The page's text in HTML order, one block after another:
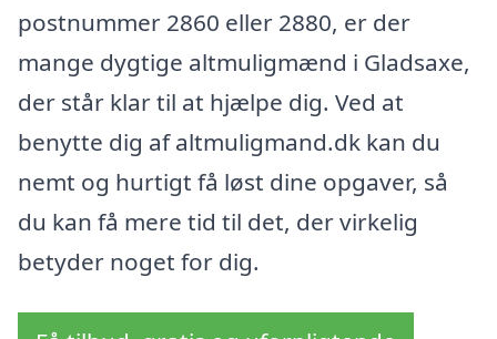
postnummer 2860 eller 2880, er der
mange dygtige altmuligmænd i Gladsaxe,
der står klar til at hjælpe dig. Ved at
benytte dig af altmuligmand.dk kan du
nemt og hurtigt få løst dine opgaver, så
du kan få mere tid til det, der virkelig
betyder noget for dig.